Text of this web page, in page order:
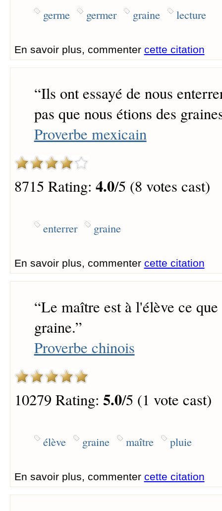
germe germer graine lecture
En savoir plus, commenter cette citation
“Ils ont essayé de nous
pas que nous étions des
Proverbe mexicain
8715 Rating: 4.0/5 (8 votes cast)
enterrer graine
En savoir plus, commenter cette citation
“Le maître est à l'élève ce
graine.”
Proverbe chinois
10279 Rating: 5.0/5 (1 vote cast)
élève graine maître pluie
En savoir plus, commenter cette citation